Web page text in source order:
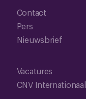
Contact
Pers
Nieuwsbrief
Vacatures
CNV Internationaal